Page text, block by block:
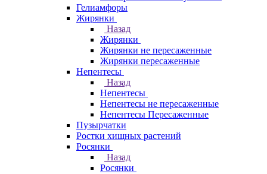
Гелиамфоры
Жирянки
Назад
Жирянки
Жирянки не пересаженные
Жирянки пересаженные
Непентесы
Назад
Непентесы
Непентесы не пересаженные
Непентесы Пересаженные
Пузырчатки
Ростки хищных растений
Росянки
Назад
Росянки